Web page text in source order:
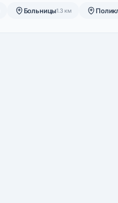
Больницы1.3 км